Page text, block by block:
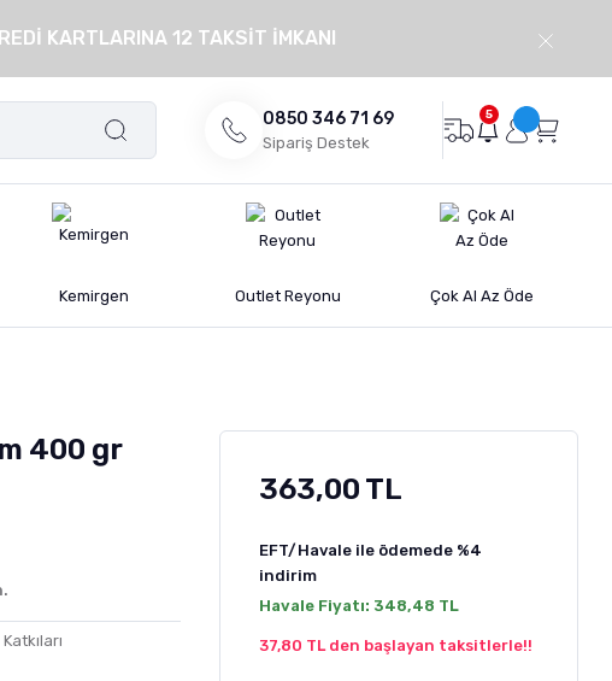
KARTLARINA 12 TAKSİT İMKANI
0850 346 71 69
Sipariş Destek
5
Kemirgen Outlet Reyonu Çok Al Az Öde
400 gr
363,00 TL
EFT/Havale ile ödemede %4
indirim
Havale Fiyatı: 348,48 TL
37,80 TL den başlayan taksitlerle!!